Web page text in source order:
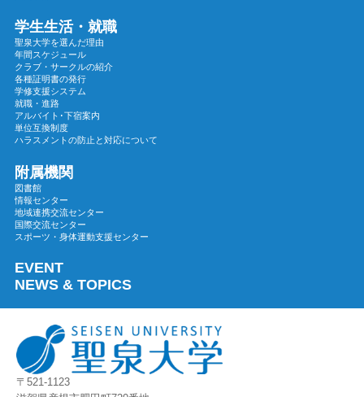
2023年12月
2023年11月
2023年10月
2023年09月
2023年08月
2023年07月
2023年06月
2023年05月
2023年04月
2023年03月
2023年01月
2022年11月
2022年10月
2022年09月
2022年08月
学生生活・就職
聖泉大学を選んだ理由
年間スケジュール
クラブ・サークルの紹介
各種証明書の発行
学修支援システム
就職・進路
アルバイト･下宿案内
単位互換制度
ハラスメントの防止と対応について
附属機関
図書館
情報センター
地域連携交流センター
国際交流センター
スポーツ・身体運動支援センター
EVENT
NEWS & TOPICS
〒521-1123